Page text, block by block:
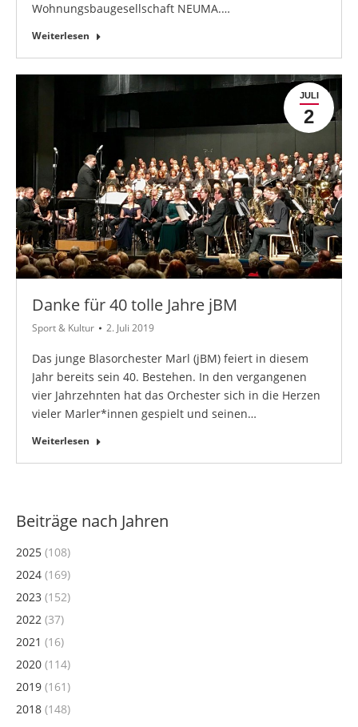
Wohnungsbaugesellschaft NEUMA.…
Weiterlesen
JULI
2
Danke für 40 tolle Jahre jBM
Sport & Kultur 2. Juli 2019
Das junge Blasorchester Marl (jBM) feiert in diesem
Jahr bereits sein 40. Bestehen. In den vergangenen
vier Jahrzehnten hat das Orchester sich in die Herzen
vieler Marler*innen gespielt und seinen…
Weiterlesen
Beiträge nach Jahren
2025 (108)
2024 (169)
2023 (152)
2022 (37)
2021 (16)
2020 (114)
2019 (161)
2018 (148)